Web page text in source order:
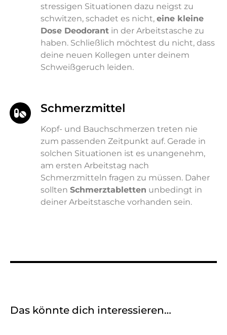
stressigen Situationen dazu neigst zu
schwitzen, schadet es nicht, eine kleine
Dose Deodorant in der Arbeitstasche zu
haben. Schließlich möchtest du nicht, dass
deine neuen Kollegen unter deinem
Schweißgeruch leiden.
Schmerzmittel
Kopf- und Bauchschmerzen treten nie
zum passenden Zeitpunkt auf. Gerade in
solchen Situationen ist es unangenehm,
am ersten Arbeitstag nach
Schmerzmitteln fragen zu müssen. Daher
sollten Schmerztabletten unbedingt in
deiner Arbeitstasche vorhanden sein.
Das könnte dich interessieren…